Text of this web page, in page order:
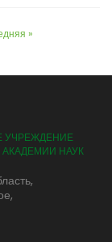
»
УЧРЕЖДЕНИЕ
НАУК